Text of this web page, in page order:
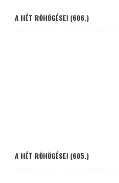
A HÉT RÖHÖGÉSEI (606.)
A HÉT RÖHÖGÉSEI (605.)